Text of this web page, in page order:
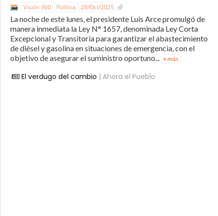
Visión 360 Política 28/Oct/2025
La noche de este lunes, el presidente Luis Arce promulgó de
manera inmediata la Ley N° 1657, denominada Ley Corta
Excepcional y Transitoria para garantizar el abastecimiento
de diésel y gasolina en situaciones de emergencia, con el
objetivo de asegurar el suministro oportuno... + más
El verdugo del cambio | Ahora el Pueblo